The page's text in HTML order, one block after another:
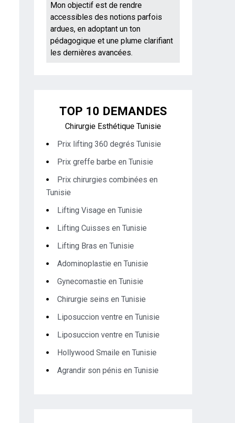
Mon objectif est de rendre
accessibles des notions parfois
ardues, en adoptant un ton
pédagogique et une plume clarifiant
les dernières avancées.
TOP 10 DEMANDES
Chirurgie Esthétique Tunisie
Prix lifting 360 degrés Tunisie
Prix greffe barbe en Tunisie
Prix chirurgies combinées en
Tunisie
Lifting Visage en Tunisie
Lifting Cuisses en Tunisie
Lifting Bras en Tunisie
Adominoplastie en Tunisie
Gynecomastie en Tunisie
Chirurgie seins en Tunisie
Liposuccion ventre en Tunisie
Liposuccion ventre en Tunisie
Hollywood Smaile en Tunisie
Agrandir son pénis en Tunisie